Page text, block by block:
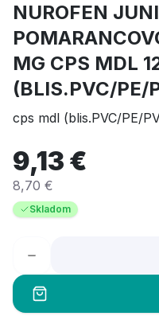
NUROFEN
MG CPS MDL
(BLIS.PVC/PE/
cps mdl (blis.PVC/PE/
9,13 €
8,70 €
Skladom